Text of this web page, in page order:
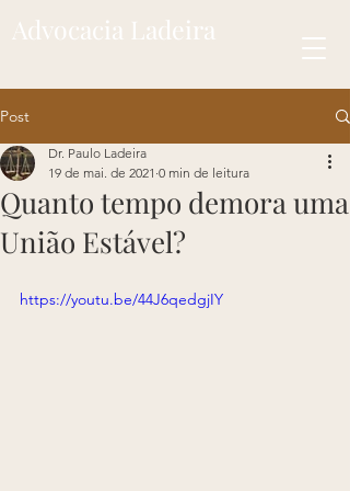
Advocacia Ladeira
Post
Quanto tempo demora uma
União Estável?
Dr. Paulo Ladeira
19 de mai. de 2021 0 min de leitura
https://youtu.be/44J6qedgjIY